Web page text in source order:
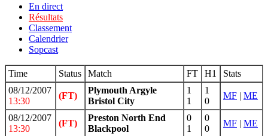
En direct
Résultats
Classement
Calendrier
Sopcast
Time Status Match FT H1
Stats
08/12/2007
13:30
(FT)
Plymouth Argyle
Bristol City
1
1
1
0
MF | ME
08/12/2007
13:30
(FT)
Preston North End
Blackpool
0
1
0
0
MF | ME